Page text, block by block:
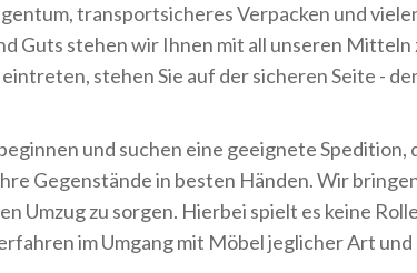
transportsicheres Verpacken und
Guts stehen wir Ihnen mit all unseren
stehen Sie auf der sicheren Seite -
und suchen eine geeignete
Gegenstände in besten Händen. Wir
Umzug zu sorgen. Hierbei spielt es keine
im Umgang mit Möbel jeglicher Art